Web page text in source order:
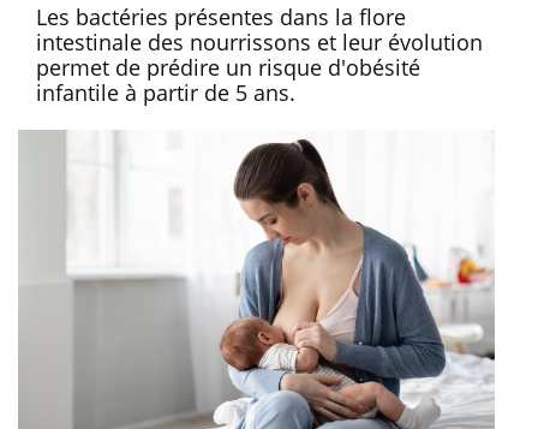
Les bactéries présentes dans la flore
intestinale des nourrissons et leur évolution
permet de prédire un risque d'obésité
infantile à partir de 5 ans.